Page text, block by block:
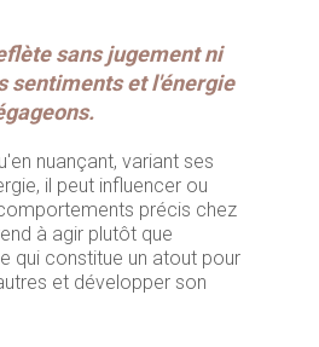
sans jugement ni
sentiments et l'énergie
nuançant, variant ses
il peut influencer ou
précis chez
à agir plutôt que
qui constitue un atout pour
et développer son